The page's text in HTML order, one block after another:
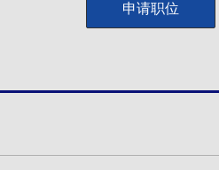
申请职位